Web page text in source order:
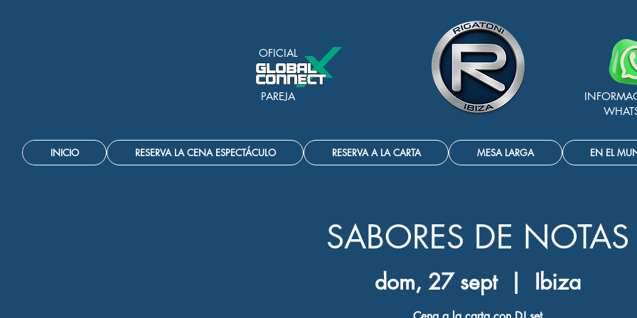
OFICIAL
PAREJA
INICIO RESERVA LA CENA ESPECTÁCULO RESERVA A LA CARTA MESA LARGA EN EL
SABORES DE NOTAS
dom, 27 sept
  |
Ibiza